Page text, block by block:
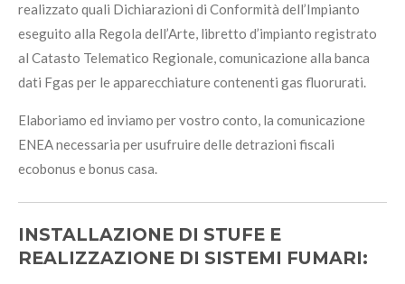
realizzato quali Dichiarazioni di Conformità dell’Impianto
eseguito alla Regola dell’Arte, libretto d’impianto registrato
al Catasto Telematico Regionale, comunicazione alla banca
dati Fgas per le apparecchiature contenenti gas fluorurati.
Elaboriamo ed inviamo per vostro conto, la comunicazione
ENEA necessaria per usufruire delle detrazioni fiscali
ecobonus e bonus casa.
INSTALLAZIONE DI STUFE E
REALIZZAZIONE DI SISTEMI FUMARI: